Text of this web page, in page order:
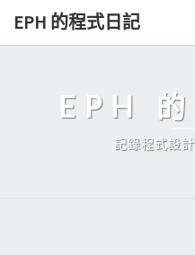
Skip
EPH 的程式日記
EPH
記錄程式設